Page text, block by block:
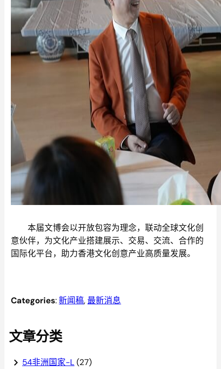
本届文博会以开放包容为理念，联动全球文化创
意伙伴，为文化产业搭建展示、交易、交流、合作的
国际化平台，助力香港文化创意产业高质量发展。
Categories:新闻稿, 最新消息
文章分类
54非洲国家-L(27)